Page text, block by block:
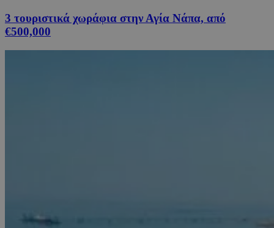
3 τουριστικά χωράφια στην Αγία Νάπα, από
€500,000